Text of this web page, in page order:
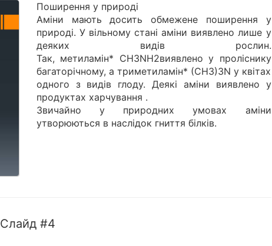
Поширення у природі
Аміни мають досить обмежене поширення у
природі. У вільному стані аміни виявлено лише у
деяких видів рослин.
Так, метиламін* СН3NН2виявлено у проліснику
багаторічному, а триметиламін* (СН3)3N у квітах
одного з видів глоду. Деякі аміни виявлено у
продуктах харчування .
Звичайно у природних умовах аміни
утворюються в наслідок гниття білків.
Слайд #4